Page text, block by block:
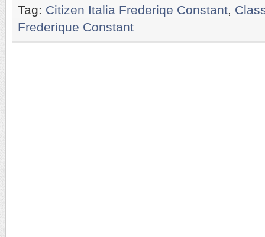
Tag: Citizen Italia Frederiqe Constant
Frederique Constant